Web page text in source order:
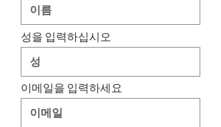
성을 입력하십시오
이메일을 입력하세요